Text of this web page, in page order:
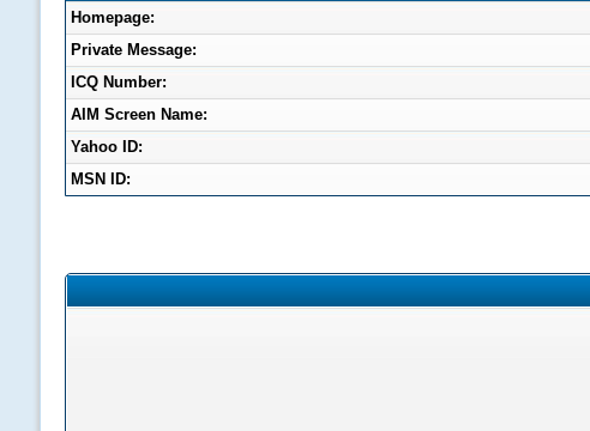
Homepage:
Private Message:
ICQ Number:
AIM Screen Name:
Yahoo ID:
MSN ID: